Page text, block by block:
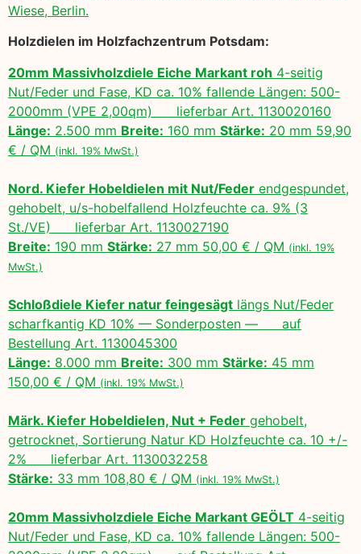
Wiese, Berlin.
Holzdielen im Holzfachzentrum Potsdam:
20mm Massivholzdiele Eiche Markant roh 4-seitig
Nut/Feder und Fase, KD ca. 10% fallende Längen: 500-
2000mm (VPE 2,00qm) lieferbar Art. 1130020160
Länge: 2.500 mm Breite: 160 mm Stärke: 20 mm 59,90
€ / QM (inkl. 19% MwSt.)
Nord. Kiefer Hobeldielen mit Nut/Feder endgespundet,
gehobelt, u/s-hobelfallend Holzfeuchte ca. 9% (3
St./VE) lieferbar Art. 1130027190
Breite: 190 mm Stärke: 27 mm 50,00 € / QM (inkl. 19%
MwSt.)
Schloßdiele Kiefer natur feingesägt längs Nut/Feder
scharfkantig KD 10% — Sonderposten — auf
Bestellung Art. 1130045300
Länge: 8.000 mm Breite: 300 mm Stärke: 45 mm
150,00 € / QM (inkl. 19% MwSt.)
Märk. Kiefer Hobeldielen, Nut + Feder gehobelt,
getrocknet, Sortierung Natur KD Holzfeuchte ca. 10 +/-
2% lieferbar Art. 1130032258
Stärke: 33 mm 108,80 € / QM (inkl. 19% MwSt.)
20mm Massivholzdiele Eiche Markant GEÖLT 4-seitig
Nut/Feder und Fase, KD ca. 10% fallende Längen: 500-